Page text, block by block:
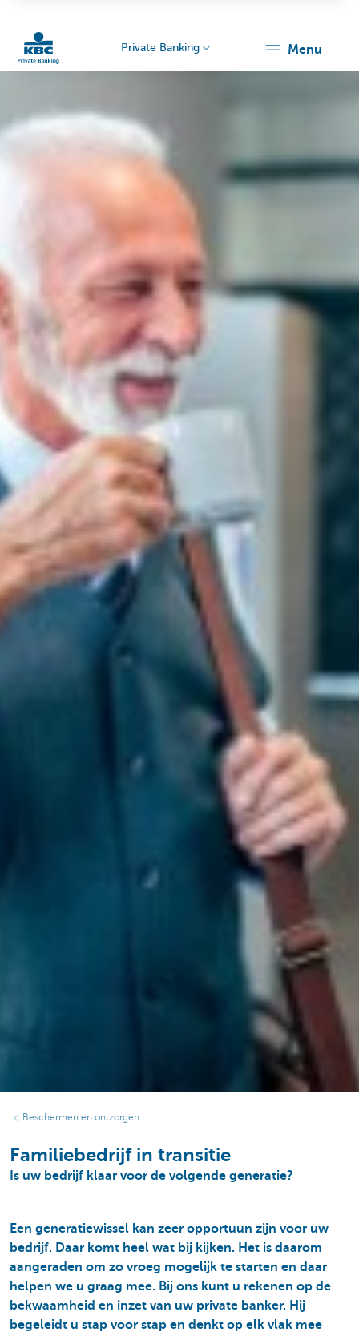
Private Banking menu
Beschermen en ontzorgen
Familiebedrijf in transitie
Is uw bedrijf klaar voor de volgende generatie?
Een generatiewissel kan zeer opportuun zijn voor uw
bedrijf. Daar komt heel wat bij kijken. Het is daarom
aangeraden om zo vroeg mogelijk te starten en daar
helpen we u graag mee. Bij ons kunt u rekenen op de
bekwaamheid en inzet van uw private banker. Hij
begeleidt u stap voor stap en denkt op elk vlak mee